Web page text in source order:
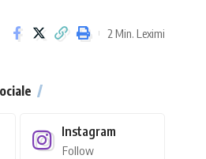
2 Min. Leximi
Instagram
Follow